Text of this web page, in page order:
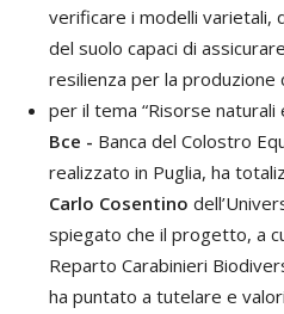
verificare i modelli varietali,
del suolo capaci di
resilienza per la produzione
per il tema “Risorse
Bce - Banca del Colostro
realizzato in Puglia, ha
Carlo Cosentino
spiegato che il progetto, a
Reparto Carabinieri
ha puntato a tutelare e